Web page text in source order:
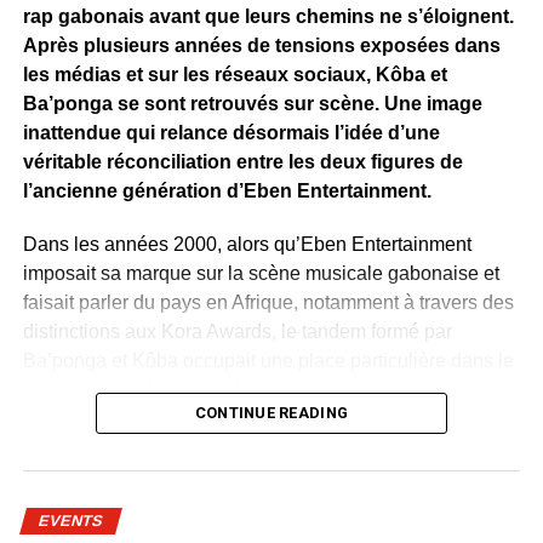
rap gabonais avant que leurs chemins ne s’éloignent.
Après plusieurs années de tensions exposées dans
les médias et sur les réseaux sociaux, Kôba et
Ba’ponga se sont retrouvés sur scène. Une image
inattendue qui relance désormais l’idée d’une
véritable réconciliation entre les deux figures de
l’ancienne génération d’Eben Entertainment.
Dans les années 2000, alors qu’Eben Entertainment
imposait sa marque sur la scène musicale gabonaise et
faisait parler du pays en Afrique, notamment à travers des
distinctions aux Kora Awards, le tandem formé par
rap gabonais, à travers plusieurs collaborations.
accompagné les premiers pas de Kôba à travers le label
mentor n’avait jamais caché la confiance qu’il plaçait en
CONTINUE READING
EVENTS